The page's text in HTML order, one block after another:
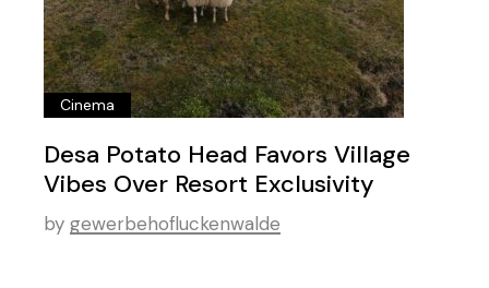
Cinema
Desa Potato Head Favors Village
Vibes Over Resort Exclusivity
by gewerbehofluckenwalde